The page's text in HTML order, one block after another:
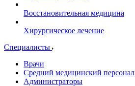
Восстановительная медицина
Хирургическое лечение
Специалисты
Врачи
Средний медицинский персонал
Администраторы